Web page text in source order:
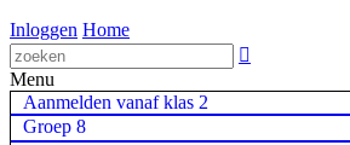
Inloggen Home

Menu
Aanmelden vanaf klas 2
Groep 8